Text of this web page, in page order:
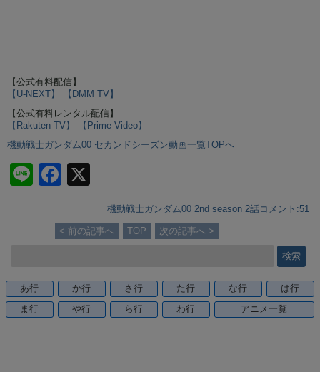
【公式有料配信】
【U-NEXT】
【DMM TV】
【公式有料レンタル配信】
【Rakuten TV】
【Prime Video】
機動戦士ガンダム00 セカンドシーズン動画一覧TOPへ
Li
n
e
F
a
c
e
o
o
k
機動戦士ガンダム00 2nd season 2話 コメント:51
< 前の記事へ TOP 次の記事へ >
あ行 か行 さ行 た行 な行
は行
ま行
や行 ら行 わ行 アニメ一覧